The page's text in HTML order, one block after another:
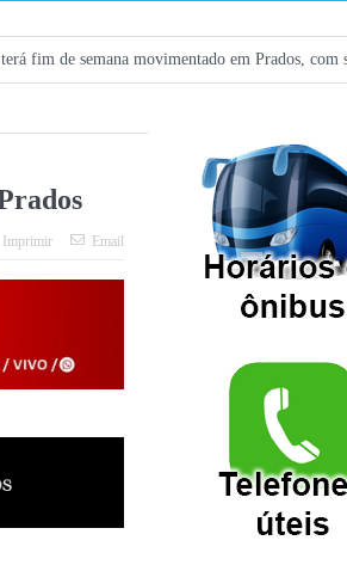
em Prados, com show gratuito na
Imprimir Email